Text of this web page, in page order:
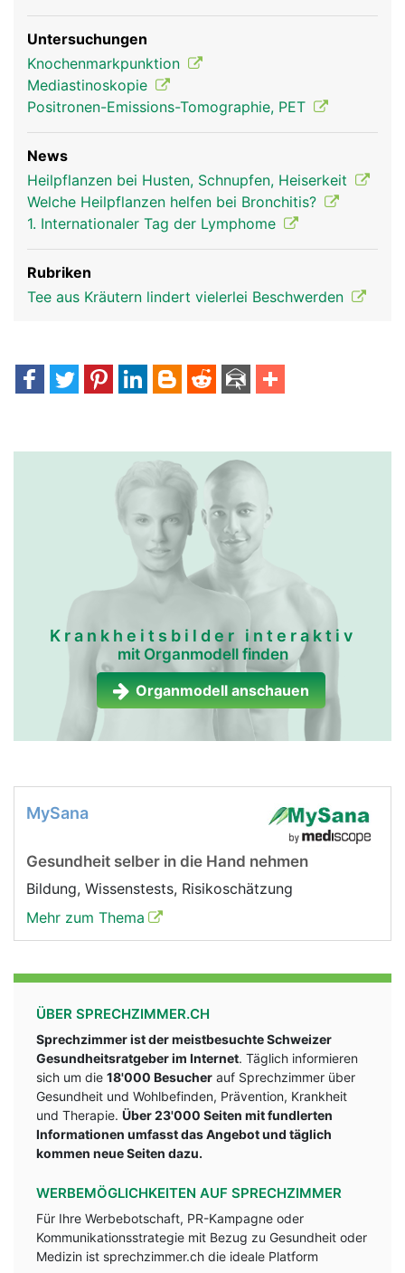
Thymusdrüse Frau
Thymusdrüse
Mann
Untersuchungen
Knochenmarkpunktion
Mediastinoskopie
Positronen-Emissions-Tomographie, PET
News
Heilpflanzen bei Husten, Schnupfen, Heiserkeit
Welche Heilpflanzen helfen bei Bronchitis?
1. Internationaler Tag der Lymphome
Rubriken
Tee aus Kräutern lindert vielerlei Beschwerden
Krankheitsbilder interaktiv
mit Organmodell finden
Organmodell anschauen
MySana
Gesundheit selber in die Hand nehmen
Bildung, Wissenstests, Risikoschätzung
Mehr zum Thema
ÜBER SPRECHZIMMER.CH
Sprechzimmer ist der meistbesuchte Schweizer
Gesundheitsratgeber im Internet. Täglich informieren
sich um die 18'000 Besucher auf Sprechzimmer über
Gesundheit und Wohlbefinden, Prävention, Krankheit
und Therapie. Über 23'000 Seiten mit fundlerten
Informationen umfasst das Angebot und täglich
kommen neue Seiten dazu.
WERBEMÖGLICHKEITEN AUF SPRECHZIMMER
Für Ihre Werbebotschaft, PR-Kampagne oder
Kommunikationsstrategie mit Bezug zu Gesundheit oder
Medizin ist sprechzimmer.ch die ideale Platform